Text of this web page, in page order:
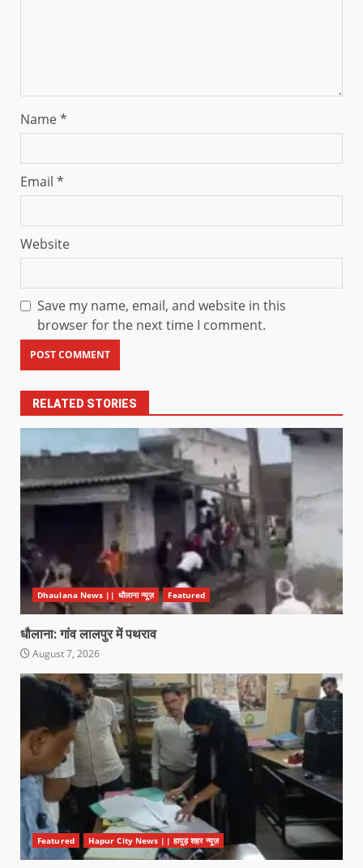
Name*
Email *
Website
Save my name, email, and website in this
browser for the next time I comment.
RELATED STORIES
Dhaulana News || धौलाना न्यूज़ Featured
धौलाना: गांव लालपुर में पथराव
August 7, 2026
Featured Hapur City News || हापुड़ शहर न्यूज़